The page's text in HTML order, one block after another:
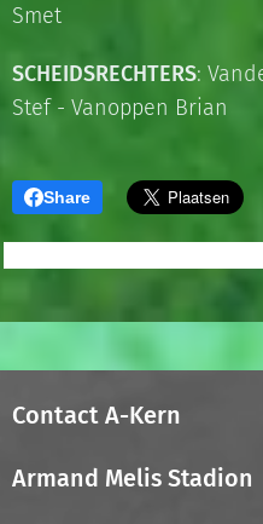
Smet
SCHEIDSRECHTERS:
Stef - Vanoppen Brian
Share
Contact A-Kern
Armand Melis Stadion